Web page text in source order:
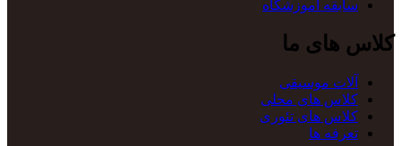
سابقه آموزشگاه
کلاس های ما
آلات موسیقی
کلاس های محلی
کلاس های تئوری
تعرفه ها